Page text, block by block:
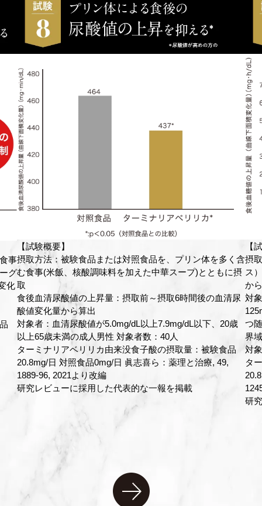
含
摂
【試験概要】
摂取方法：被験食品及び対照食品を、負荷食（カレーライ
ス）をとる前に摂取 摂取前～摂取2時間後の血糖値変化量
から算出
対象者：20歳以上65歳未満で、空腹時血糖値100～
125mg/dLまたは75gOGTT2時間値が140～199mg/dL、か
つ随時血糖値が200mg/dL未満の正常高値または糖尿病境
界域者
対象者数：46人
ターミナリアベリリカ由来没食子酸の摂取量：被験食品
20.8mg/日 対照食品0mg/日 友澤ら：薬理と治療, 47(8),
1245-51, 2019.
【
試
試
摂
摂
回
女
被
ボ
コ
こ
食
じ